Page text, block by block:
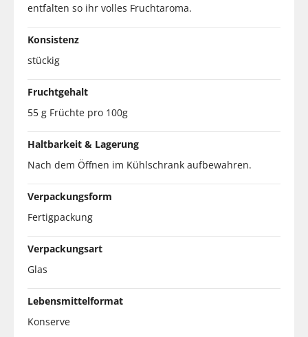
entfalten so ihr volles Fruchtaroma.
Konsistenz
stückig
Fruchtgehalt
55 g Früchte pro 100g
Haltbarkeit & Lagerung
Nach dem Öffnen im Kühlschrank aufbewahren.
Verpackungsform
Fertigpackung
Verpackungsart
Glas
Lebensmittelformat
Konserve